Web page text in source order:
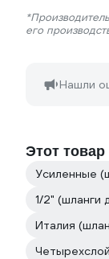
его
Нашли
Этот
Усиленные
1/2" (шланги
Италия